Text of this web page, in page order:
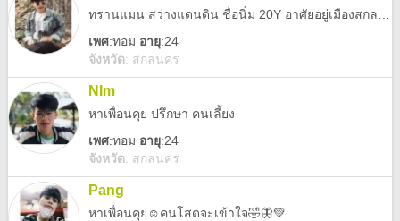
เพศ:ทอม อายุ:24
จังหวัด: สกลนคร
NIm
หาเพื่อนคุย ปรึกษา คนเลี้ยง
เพศ:ทอม อายุ:24
จังหวัด: สกลนคร
Pang
หาเพื่อนคุย☺คนโสดจะเข้าใจ🤣🦋💚